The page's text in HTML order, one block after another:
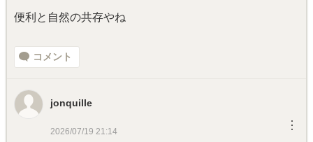
便利と自然の共存やね
コメント
jonquille
2026/07/19 21:14 ︙